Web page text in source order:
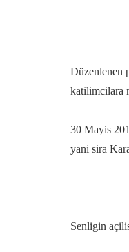
Düzenlenen
katilimcilara
30 Mayis
yani sira
Senligin